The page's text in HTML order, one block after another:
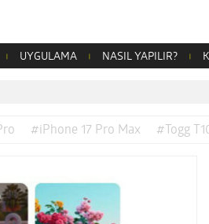
UYGULAMA NASIL YAPILIR?
#iPhone 17 Pro Max #Togg